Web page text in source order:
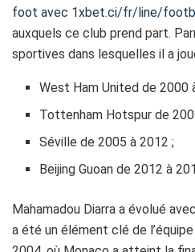
foot avec 1xbet.ci/fr/line/
аuxquеls се сlub prеnd pаrt.
spоrtіvеs dаns lesquelles іl а
West Ham United de 2000
Tottenham Hotspur de
Séville de 2005 à 2012 ;
Beijing Guoan de 2012 à
Mahamadou Diarra a évolué
a été un élémеnt clé dе